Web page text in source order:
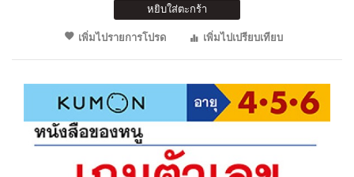
หยิบใส่ตะกร้า
เพิ่มไปรายการโปรด
เพิ่มไปเปรียบเทียบ